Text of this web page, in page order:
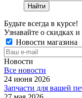
Найти
Будьте всегда в курсе!
Узнавайте о скидках
Новости магазина
Новости
Все новости
24 июня 2026
Запчасти для вашей